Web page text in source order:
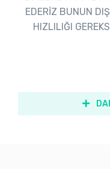
EDERİZ BUNUN
HIZLILIĞI